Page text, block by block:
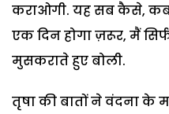
कराओगी. यह सब कैसे, कब
एक दिन होगा ज़रूर, मैं
मुसकराते हुए बोली.
तृषा की बातों ने वंदना के